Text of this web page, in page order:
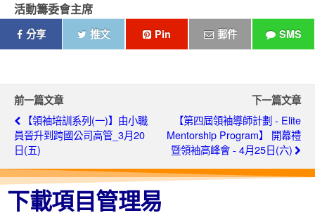
活動籌委會主席
分享 推文 Pin 郵件 SMS
前一篇文章
【領袖培訓系列(一)】由小職
員晉升到跨國公司高管_3月20
日(五)
下一篇文章
【第四屆領袖導師計劃 - Elite
Mentorship Program】 開幕禮
暨領袖高峰會 - 4月25日(六)
下載項目管理易